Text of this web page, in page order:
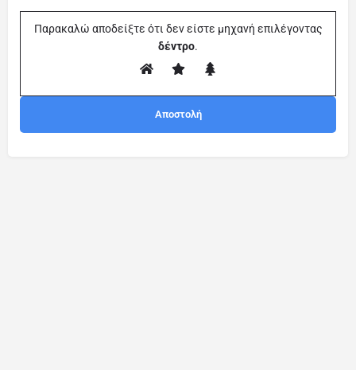
Παρακαλώ αποδείξτε ότι δεν είστε μηχανή επιλέγοντας
δέντρο.